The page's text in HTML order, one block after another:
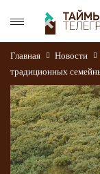
Главная Новости
традиционных